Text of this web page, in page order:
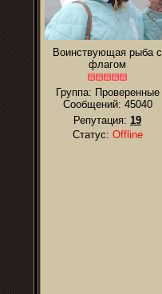
Воинствующая рыба с
флагом
Группа: Проверенные
Сообщений: 45040
Репутация: 19
Статус: Offline